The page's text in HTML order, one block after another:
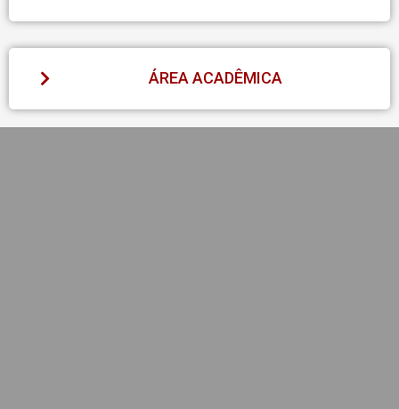
ÁREA ACADÊMICA